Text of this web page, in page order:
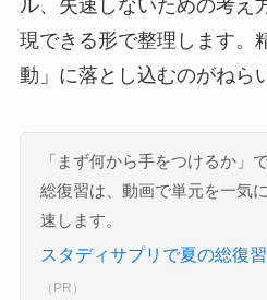
ル、失速しないための考え
現できる形で整理します。
動」に落とし込むのがねら
「まず何から手をつけるか」
総復習は、動画で単元を一気
速します。
スタディサプリで夏の総復
（PR）